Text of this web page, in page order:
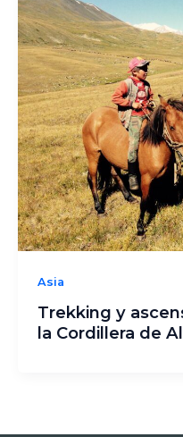
Asia
Trekking y
la Cordillera de